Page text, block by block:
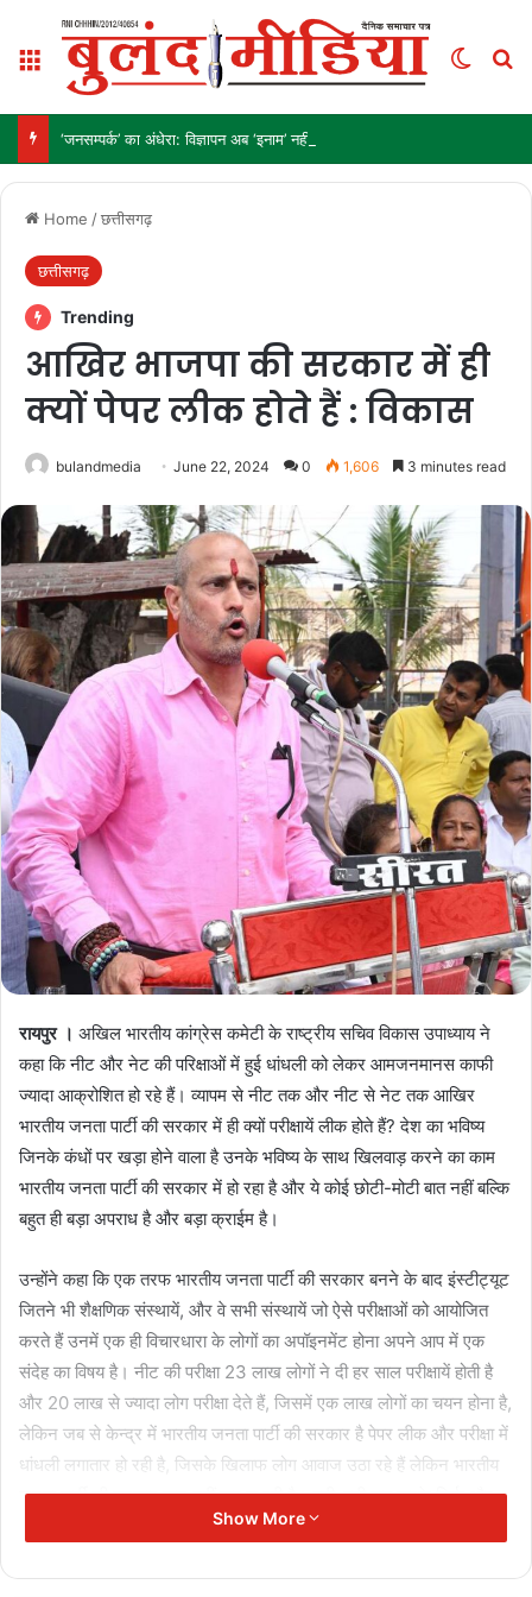
Menu
‘जनसम्पर्क’ का अंधेरा: विज्ञापन अब ‘इनाम’ नहीं, ‘हथियार’ है!
Home /छत्तीसगढ़
छत्तीसगढ़
Trending
आखिर भाजपा की सरकार में ही
क्यों पेपर लीक होते हैं : विकास
bulandmedia June 22, 2024 0 1,606 3 minutes read
रायपुर । अखिल भारतीय कांग्रेस कमेटी के राष्ट्रीय सचिव विकास उपाध्याय ने
कहा कि नीट और नेट की परिक्षाओं में हुई धांधली को लेकर आमजनमानस काफी
ज्यादा आक्रोशित हो रहे हैं। व्यापम से नीट तक और नीट से नेट तक आखिर
भारतीय जनता पार्टी की सरकार में ही क्यों परीक्षायें लीक होते हैं? देश का भविष्य
जिनके कंधों पर खड़ा होने वाला है उनके भविष्य के साथ खिलवाड़ करने का काम
भारतीय जनता पार्टी की सरकार में हो रहा है और ये कोई छोटी-मोटी बात नहीं बल्कि
बहुत ही बड़ा अपराध है और बड़ा क्राईम है।
उन्होंने कहा कि एक तरफ भारतीय जनता पार्टी की सरकार बनने के बाद इंस्टीट्यूट
जितने भी शैक्षणिक संस्थायें, और वे सभी संस्थायें जो ऐसे परीक्षाओं को आयोजित
करते हैं उनमें एक ही विचारधारा के लोगों का अपॉइनमेंट होना अपने आप में एक
संदेह का विषय है। नीट की परीक्षा 23 लाख लोगों ने दी हर साल परीक्षायें होती है
और 20 लाख से ज्यादा लोग परीक्षा देते हैं, जिसमें एक लाख लोगों का चयन होना है,
लेकिन जब से केन्द्र में भारतीय जनता पार्टी की सरकार है पेपर लीक और परीक्षा में
धांधली लगातार हो रही है, जिसके खिलाफ लोग आवाज उठा रहे हैं लेकिन भारतीय
जनता पार्टी की सरकार कुछ नहीं कर पा रही है। बड़ी-बड़ी बात करके सिर्फ और
सिर्फ लोगों की आवाज दबा रहे हैं लेकिन इस महत्वपूर्ण धांधली और पेपर लीक पर
Show More